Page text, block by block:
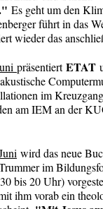
Es geht um den
führt in das
wieder das
präsentiertETAT
im
am IEM an der
wird das neue
im
bis 20 Uhr)
ihm vorab ein